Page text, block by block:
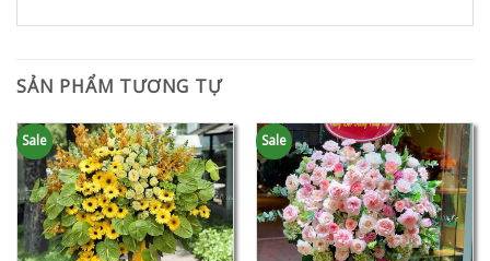
SẢN PHẨM TƯƠNG TỰ
Sale Sale